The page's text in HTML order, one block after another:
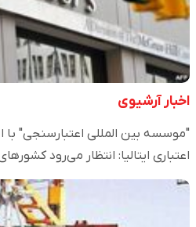
اخبار آرشیوی
"موسسه بین المللی اعتبارسنجی"
اعتباری ایتالیا: انتظار می‌رود